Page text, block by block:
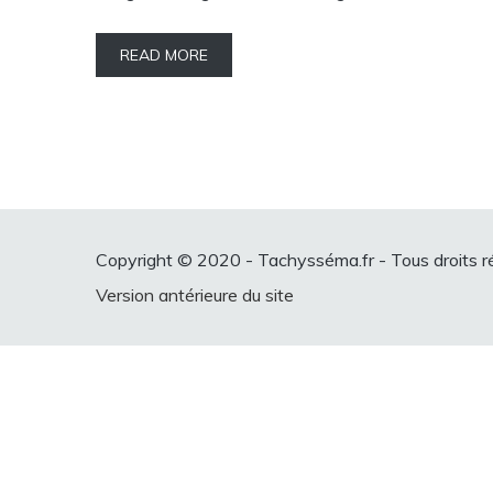
READ MORE
Copyright © 2020 - Tachysséma.fr - Tous droits
Version antérieure du site